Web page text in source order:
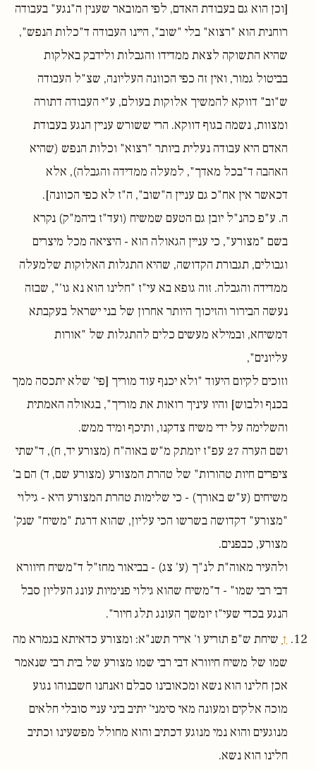
[וכן הוא גם בעבודת האדם, לפי המובאר שענין ה"נגע" בעבודה
רוחנית הוא "רצוא" בלי "שוב", היינו העבודה ד"כלות הנפש",
שהיא התשוקה לצאת ממדידו והגבלות ולידבק באלקות
בביטול גמור, ואין זה כפי הכוונה העליונה, שצ"ל העבודה
ש"וב" דווקא להמשיך אלוקות בעולם, ע"י העבודה דתורה
ומצוות, נשמה בגוף דווקא. הרי ששורש עניין הנגע בעבודת
האדם היא עבודה נעלית ביותר "רצוא" וכלות הנפש (שהיא
האהבה ד"בכל מאדך", למעלה ממדידה והגבלה), אלא
דכאשר אין אח"כ גם עניין ה"שוב", ה"ז לא כפי הכוונה].
ה. ע"פ כהנ"ל יובן גם הטעם שמשיח (ועד"ז ביהמ"ק) נקרא
בשם "מצורע", כי עניין הגאולה הוא - היציאה מכל מיצרים
וגבולים, תגבורת הקדושה, שהיא התגלות האלוקות שלמעלה
ממדידה והגבלה. זוה גופא בא עי"ז "חלינו הוא נא גו'", שבזה
נעשה הבירור והזיכוך היותר אחרון של בני ישראל בעקבתא
דמשיחא, ובמילא מעשים כלים להתגלות של "אורות
עליונים",
וזוכים לקיום היעוד "ולא יכנף עוד מוריך [פי' שלא יתכסה ממך
בכנף ולבוש] והיו עיניך רואות את מוריך", בגאולה האמתית
והשלימה על ידי משיח צדקנו, ותיכף ומיד ממש.
ושם הערה 27 עפ"ז יומתק מ"ש באוה"ח (מצורע יד, ח), ד"שתי
ציפרים חיות טהורות" של טהרת המצורע (מצורע שם, ד) הם ב'
משיחים (ע"ש באורך) - כי שלימות טהרת המצורע היא - גילוי
"מצורע" דקדושה בשרשו הכי עליון, שהוא דרגת "משיח" שנק'
מצורע, כבפנים.
ולהעיר מאוה"ת לנ"ך (ע' צג) - בביאור מחז"ל ד"משיח חיוורא
דבי רבי שמו" - ד"משיח שהוא גילוי פנימיות עונג העליון סבל
הנגע בכדי שעי"ז יומשך העונג תלג חיור".
↑ שיחת ש"פ תזריע ו' אייר תשנ"א: ומצורע כדאיתא בגמרא מה
שמו של משיח חיוורא דבי רבי שמו מצורע של בית רבי שנאמר
אכן חלינו הוא נשא ומכאובינו סבלם ואנחנו חשבנוהו נגוע
מוכה אלקים ומעונה מאי סימני' יתיב ביני עניי סובלי חלאים
מנוגעים והוא נמי מנוגע דכתיב והוא מחולל מפשעינו וכתיב
חלינו הוא נשא.